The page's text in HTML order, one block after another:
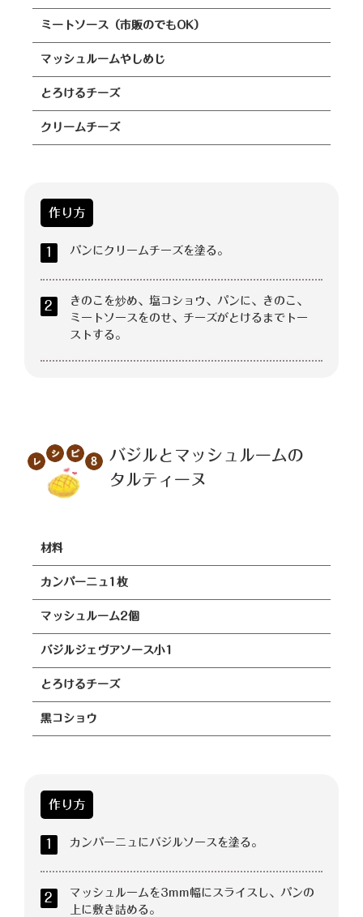
ミートソース（市販のでもOK）
マッシュルームやしめじ
とろけるチーズ
クリームチーズ
作り方
1 パンにクリームチーズを塗る。
2
きのこを炒め、塩コショウ、パンに、きのこ、
ミートソースをのせ、チーズがとけるまでトー
ストする。
バジルとマッシュルームの
タルティーヌ
材料
カンパーニュ1枚
マッシュルーム2個
バジルジェヴアソース小1
とろけるチーズ
黒コショウ
作り方
1 カンパーニュにバジルソースを塗る。
2
マッシュルームを3mm幅にスライスし、パンの
上に敷き詰める。